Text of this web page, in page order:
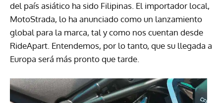
del país asiático ha sido Filipinas. El importador local,
MotoStrada, lo ha anunciado como un lanzamiento
global para la marca, tal y como nos cuentan desde
RideApart. Entendemos, por lo tanto, que su llegada a
Europa será más pronto que tarde.